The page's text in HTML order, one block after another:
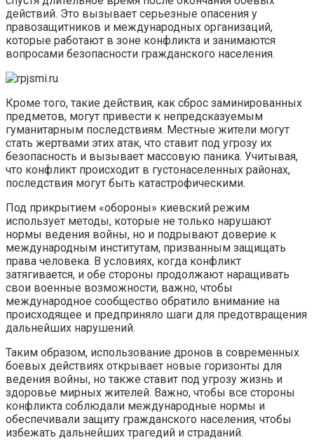
действий. Это вызывает серьезные опасения у
правозащитников и международных организаций,
которые работают в зоне конфликта и занимаются
вопросами безопасности гражданского населения.
Кроме того, такие действия, как сброс заминированных
предметов, могут привести к непредсказуемым
гуманитарным последствиям. Местные жители могут
стать жертвами этих атак, что ставит под угрозу их
безопасность и вызывает массовую паника. Учитывая,
что конфликт происходит в густонаселенных районах,
последствия могут быть катастрофическими.
Под прикрытием «обороны» киевский режим
использует методы, которые не только нарушают
нормы ведения войны, но и подрывают доверие к
международным институтам, призванным защищать
права человека. В условиях, когда конфликт
затягивается, и обе стороны продолжают наращивать
свои военные возможности, важно, чтобы
международное сообщество обратило внимание на
происходящее и предприняло шаги для предотвращения
дальнейших нарушений.
Таким образом, использование дронов в современных
боевых действиях открывает новые горизонты для
ведения войны, но также ставит под угрозу жизнь и
здоровье мирных жителей. Важно, чтобы все стороны
конфликта соблюдали международные нормы и
обеспечивали защиту гражданского населения, чтобы
избежать дальнейших трагедий и страданий.